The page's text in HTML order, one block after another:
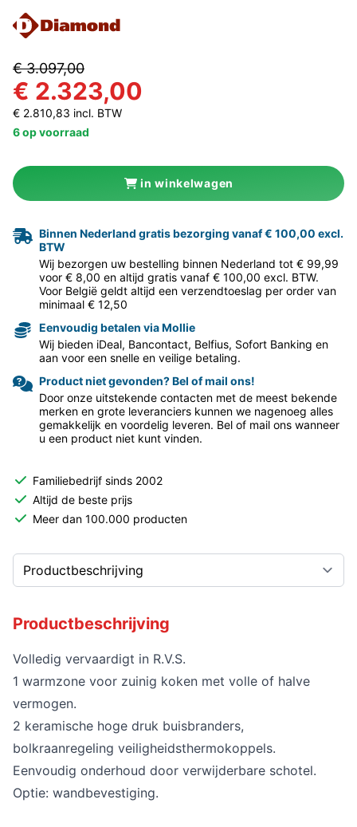
€ 3.097,00
€ 2.323,00
€ 2.810,83 incl. BTW
6 op voorraad
in winkelwagen
Binnen Nederland gratis bezorging vanaf € 100,00 excl.
BTW
Wij bezorgen uw bestelling binnen Nederland tot € 99,99
voor € 8,00 en altijd gratis vanaf € 100,00 excl. BTW.
Voor België geldt altijd een verzendtoeslag per order van
minimaal € 12,50
Eenvoudig betalen via Mollie
Wij bieden iDeal, Bancontact, Belfius, Sofort Banking en
aan voor een snelle en veilige betaling.
Product niet gevonden? Bel of mail ons!
Door onze uitstekende contacten met de meest bekende
merken en grote leveranciers kunnen we nagenoeg alles
gemakkelijk en voordelig leveren. Bel of mail ons wanneer
u een product niet kunt vinden.
Familiebedrijf sinds 2002
Altijd de beste prijs
Meer dan 100.000 producten
Productbeschrijving
Volledig vervaardigt in R.V.S.
1 warmzone voor zuinig koken met volle of halve
vermogen.
2 keramische hoge druk buisbranders,
bolkraanregeling veiligheidsthermokoppels.
Eenvoudig onderhoud door verwijderbare schotel.
Optie: wandbevestiging.